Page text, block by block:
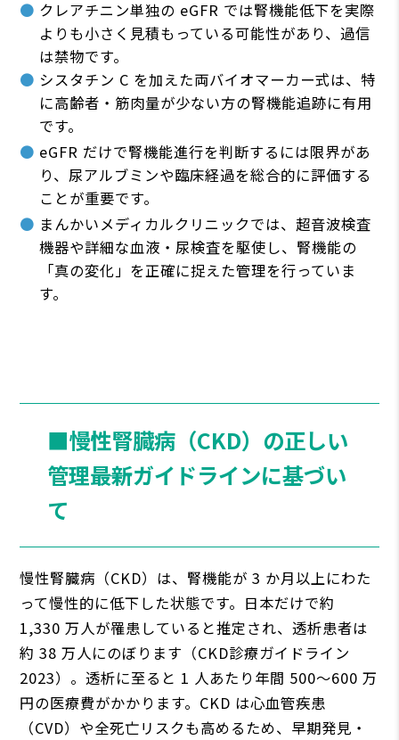
クレアチニン単独の eGFR では腎機能低下を実際
よりも⼩さく⾒積もっている可能性があり、過信
は禁物です。
シスタチン C を加えた両バイオマーカー式は、特
に⾼齢者・筋⾁量が少ない⽅の腎機能追跡に有⽤
です。
eGFR だけで腎機能進⾏を判断するには限界があ
り、尿アルブミンや臨床経過を総合的に評価する
ことが重要です。
まんかいメディカルクリニックでは、超⾳波検査
機器や詳細な⾎液・尿検査を駆使し、腎機能の
「真の変化」を正確に捉えた管理を⾏っていま
す。
■慢性腎臓病（CKD）の正しい
管理――最新ガイドラインに基づい
て
慢性腎臓病（CKD）は、腎機能が 3 か⽉以上にわた
って慢性的に低下した状態です。⽇本だけで約
1,330 万⼈が罹患していると推定され、透析患者は
約 38 万⼈にのぼります（CKD診療ガイドライン
2023）。透析に⾄ると 1 ⼈あたり年間 500〜600 万
円の医療費がかかります。CKD は⼼⾎管疾患
（CVD）や全死亡リスクも⾼めるため、早期発⾒・